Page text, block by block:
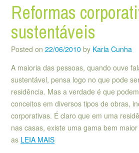
Reformas
sustentáveis
Posted on 22/06/2010 by Karla Cunha
A maioria das pessoas, quando ouve
sustentável, pensa logo no que pode
residência. Mas a verdade é que
conceitos em diversos tipos de obras,
corporativas. É claro que em uma
nas casas, existe uma gama bem
as LEIA MAIS